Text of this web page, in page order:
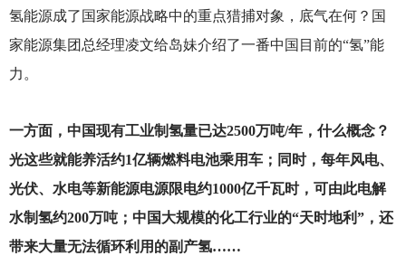
氢能源成了国家能源战略中的重点猎捕对象，底气在何？国
家能源集团总经理凌文给岛妹介绍了一番中国目前的“氢”能
力。
一方面，中国现有工业制氢量已达2500万吨/年，什么概念？
光这些就能养活约1亿辆燃料电池乘用车；同时，每年风电、
光伏、水电等新能源电源限电约1000亿千瓦时，可由此电解
水制氢约200万吨；中国大规模的化工行业的“天时地利”，还
带来大量无法循环利用的副产氢……